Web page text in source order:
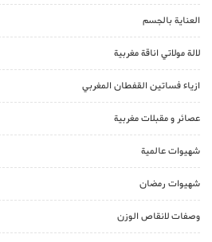
العناية بالجسم
لالة مولاتي اناقة مغربية
ازياء فساتين القفطان المغربي
عصائر و مقبلات مغربية
شهيوات عالمية
شهيوات رمضان
وصفات لانقاص الوزن